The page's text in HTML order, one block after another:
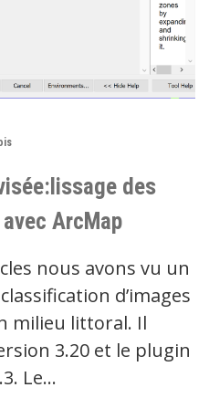
des
ArcMap
nous avons vu un
d’images
milieu littoral. Il
3.20 et le plugin
Le…